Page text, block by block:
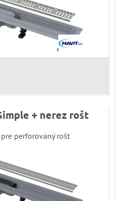
+ nerez rošt
perforovaný rošt